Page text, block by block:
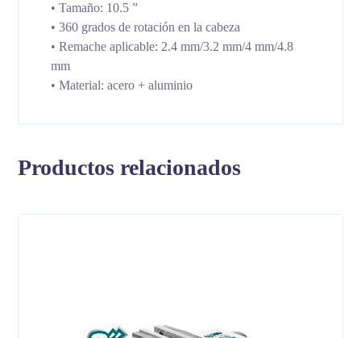
• Tamaño: 10.5 ”
• 360 grados de rotación en la cabeza
• Remache aplicable: 2.4 mm/3.2 mm/4 mm/4.8
mm
• Material: acero + aluminio
Productos relacionados